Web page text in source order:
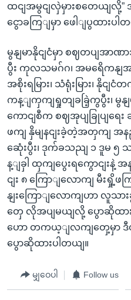
ထငျအမွငျလှဲမှားစတေယျလို့”
ငွောခကြျမှာ ဖေါျပွထားပါတ
မွနျမာနိုငျငံမှာ စဈတပျအာ
ပွီး ကုလသမဂ်ဂ၊ အမရေိကနျအ
အစိုးရမြား၊ သံရုံးမြား၊ နိုင
ကန့ျကှကျရှုတျခခြဲ့ကွပွီး၊ မွန
ကောငျစီက စဈအုပျခြုပျရ
ဖကျ နှိမျနငျးခဲ့တဲ့အတှကျ အ
ဆေုံးပွီး၊ ဒုက်ခသညျ ၁ ဒူမ ၅
န့ျခှါ ထှကျပွေးရကွောငျးနဲ့ အ
ငျး ၈ ကြောျလောကျ မီးရှို့ဖ
နျးကြောျလောကျဟာ လူသာ
တှေ လိုအပျမယျလို့ ပွောဆိုထား
ဟော တကယ့ျလကျတှေ့မှာ ဒီထ
ပွောဆိုထားပါတယျ။
မျှဝေပါ Follow us